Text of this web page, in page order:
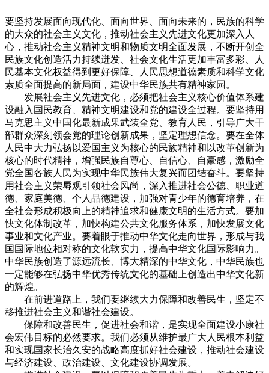
要坚持发展面向现代化、面向世界、面向未来的，民族的科学
的大众的社会主义文化，推动社会主义先进文化更加深入人
心，推动社会主义精神文明和物质文明全面发展，不断开创全
民族文化创造活力持续迸发、社会文化生活更加丰富多彩、人
民基本文化权益得到更好保障、人民思想道德素质和科学文化
素质全面提高的新局面，建设中华民族共有精神家园。
发展社会主义先进文化，必须把社会主义核心价值体系建
设融入国民教育、精神文明建设和党的建设全过程。要坚持用
马克思主义中国化最新成果武装全党、教育人民，引导广大干
部群众深刻领会党的理论创新成果，坚定理想信念。要在全体
人民中大力弘扬以爱国主义为核心的民族精神和以改革创新为
核心的时代精神，增强民族自尊心、自信心、自豪感，激励全
党全国各族人民为实现中华民族伟大复兴而团结奋斗。要坚持
用社会主义荣辱观引领社会风尚，深入推进社会公德、职业道
德、家庭美德、个人品德建设，加强对青少年的德育培养，在
全社会形成积极向上的精神追求和健康文明的生活方式。要加
快文化体制改革，加快构建公共文化服务体系，加快发展文化
事业和文化产业。要着眼于推动中华文化走向世界，形成与我
国国际地位相对称的文化软实力，提高中华文化国际影响力。
中华民族创造了源远流长、博大精深的中华文化，中华民族也
一定能够在弘扬中华优秀传统文化的基础上创造出中华文化新
的辉煌。
在前进道路上，我们要继续大力保障和改善民生，坚定不
移推进社会主义和谐社会建设。
保障和改善民生，促进社会和谐，是实现全面建设小康社
会宏伟目标的必然要求。我们必须从维护最广大人民根本利益
和实现国家长治久安的战略高度抓好社会建设，推动社会建设
与经济建设、政治建设、文化建设协调发展。